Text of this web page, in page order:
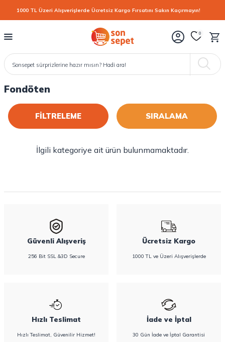
1000 TL Üzeri Alışverişlerde Ücretsiz Kargo Fırsatını Sakın Kaçırmayın!
0
Fondöten
FİLTRELEME
İlgili kategoriye ait ürün bulunmamaktadır.
Güvenli Alışveriş
256 Bit SSL &3D Secure
Ücretsiz Kargo
1000 TL ve Üzeri Alışverişlerde
Hızlı Teslimat
Hızlı Teslimat, Güvenilir Hizmet!
İade ve İptal
30 Gün İade ve İptal Garantisi